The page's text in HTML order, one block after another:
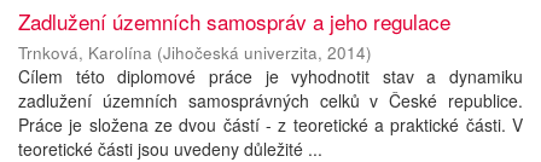
Zadlužení územních samospráv a jeho regulace
Trnková, Karolína (Jihočeská univerzita, 2014)
Cílem této diplomové práce je vyhodnotit stav a dynamiku
zadlužení územních samosprávných celků v České republice.
Práce je složena ze dvou částí - z teoretické a praktické části. V
teoretické části jsou uvedeny důležité ...